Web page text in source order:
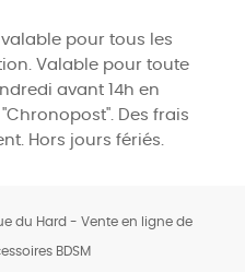
valable pour tous les
Valable pour toute
avant 14h en
Des frais
Hors jours fériés.
du Hard - Vente en ligne de
BDSM